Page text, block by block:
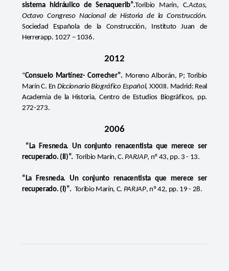
sistema hidráulico de Senaquerib”.Toribio Marín, C.Actas,
Octavo Congreso Nacional de Historia de la Construcción.
Sociedad Española de la Construcción, Instituto Juan de
Herrerapp. 1027 – 1036.
2012
“Consuelo Martínez- Correcher”. Moreno Alborán, P; Toribio
Marín C. En Diccionario Biográfico Español,XXXIII. Madrid: Real
Academia de la Historia, Centro de Estudios Biográficos, pp.
272-273.
2006
“La Fresneda. Un conjunto renacentista que merece ser
recuperado. (II)”. Toribio Marín, C.PARJAP, nº 43, pp. 3 - 13.
“La Fresneda. Un conjunto renacentista que merece ser
recuperado. (I)”. Toribio Marín, C. PARJAP, nº 42, pp. 19 - 28.